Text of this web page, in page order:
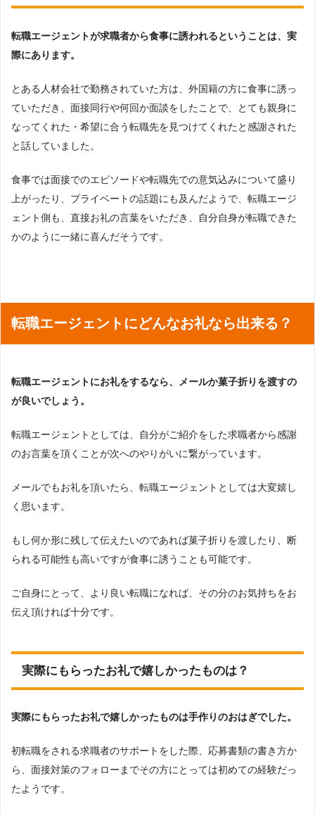
転職エージェントが求職者から食事に誘われるということは、実
際にあります。
とある人材会社で勤務されていた方は、外国籍の方に食事に誘っ
ていただき、面接同行や何回か面談をしたことで、とても親身に
なってくれた・希望に合う転職先を見つけてくれたと感謝された
と話していました。
食事では面接でのエピソードや転職先での意気込みについて盛り
上がったり、プライベートの話題にも及んだようで、転職エージ
ェント側も、直接お礼の言葉をいただき、自分自身が転職できた
かのように一緒に喜んだそうです。
転職エージェントにどんなお礼なら出来る？
転職エージェントにお礼をするなら、メールか菓子折りを渡すの
が良いでしょう。
転職エージェントとしては、自分がご紹介をした求職者から感謝
のお言葉を頂くことが次へのやりがいに繋がっています。
メールでもお礼を頂いたら、転職エージェントとしては大変嬉し
く思います。
もし何か形に残して伝えたいのであれば菓子折りを渡したり、断
られる可能性も高いですが食事に誘うことも可能です。
ご自身にとって、より良い転職になれば、その分のお気持ちをお
伝え頂ければ十分です。
実際にもらったお礼で嬉しかったものは？
実際にもらったお礼で嬉しかったものは手作りのおはぎでした。
初転職をされる求職者のサポートをした際、応募書類の書き方か
ら、面接対策のフォローまでその方にとっては初めての経験だっ
たようです。